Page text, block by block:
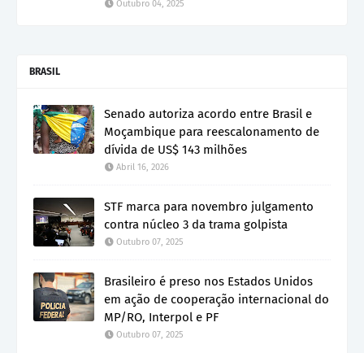
Outubro 04, 2025
BRASIL
Senado autoriza acordo entre Brasil e
Moçambique para reescalonamento de
dívida de US$ 143 milhões
Abril 16, 2026
STF marca para novembro julgamento
contra núcleo 3 da trama golpista
Outubro 07, 2025
Brasileiro é preso nos Estados Unidos
em ação de cooperação internacional do
MP/RO, Interpol e PF
Outubro 07, 2025